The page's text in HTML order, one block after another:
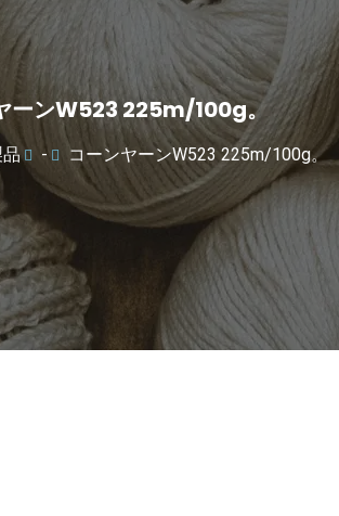
ーンW523 225m/100g。
- コーンヤーンW523 225m/100g。